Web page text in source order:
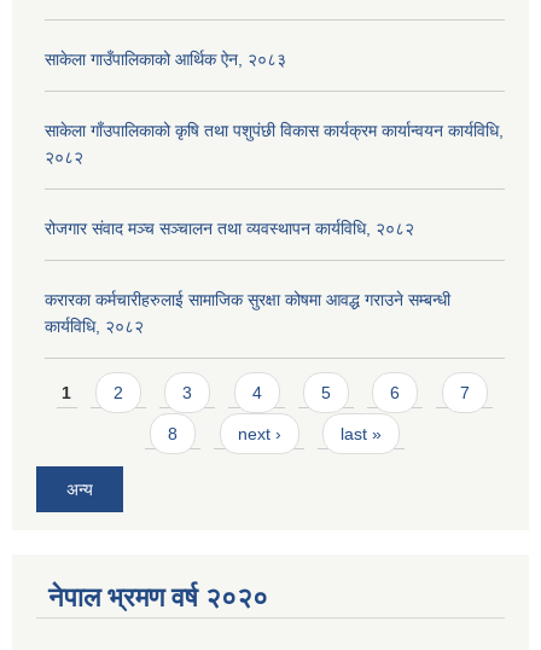
साकेला गाउँपालिकाको आर्थिक ऐन, २०८३
साकेला गाँउपालिकाको कृषि तथा पशुपंछी विकास कार्यक्रम कार्यान्वयन कार्यविधि,
२०८२
रोजगार संवाद मञ्च सञ्चालन तथा व्यवस्थापन कार्यविधि, २०८२
करारका कर्मचारीहरुलाई सामाजिक सुरक्षा कोषमा आवद्ध गराउने सम्बन्धी
कार्यविधि, २०८२
Pages
1 2 3 4 5 6 7
8 next › last »
अन्य
नेपाल भ्रमण वर्ष २०२०